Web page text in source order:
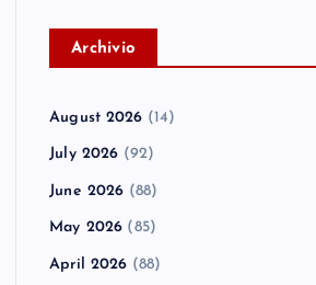
Archivio
August 2026 (14)
July 2026 (92)
June 2026 (88)
May 2026 (85)
April 2026 (88)